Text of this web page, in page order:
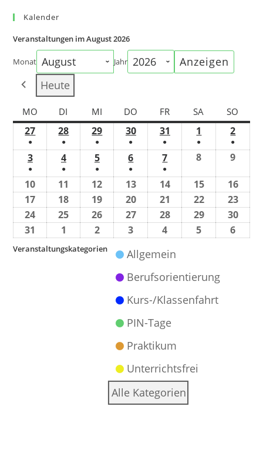
Kalender
Veranstaltungen im August 2026
Monat Jahr
Heute
MO DI MI DO FR SA SO
27
●
28
●
29
●
30
●
31
●
1
●
2
●
3
●
4
●
5
●
6
●
7
●
8 9
10 11 12 13 14 15
16
17
18 19 20 21 22
23
24
25 26 27 28 29
30
31
1 2 3 4 5 6
Veranstaltungskategorien
Allgemein
Berufsorientierung
Kurs-/Klassenfahrt
PIN-Tage
Praktikum
Unterrichtsfrei
Alle Kategorien